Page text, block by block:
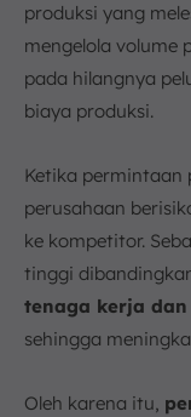
Manufaktur
a.
b.
c.
d.
Manufacturing
e. Integrasi
Perusahaan
f.
Produksi
g. Landasan
6. Cara
produksi yang
mengelola volume
pada hilangnya
biaya produksi.
Ketika permintaan
perusahaan
ke kompetitor.
tinggi
tenaga kerja
sehingga
Oleh karena itu,